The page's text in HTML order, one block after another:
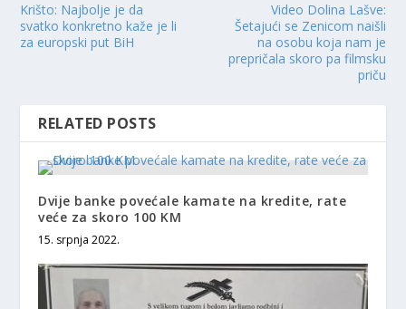
Krišto: Najbolje je da
svatko konkretno kaže je li
za europski put BiH
Video Dolina Lašve:
Šetajući se Zenicom naišli
na osobu koja nam je
prepričala skoro pa filmsku
priču
RELATED POSTS
Dvije banke povećale kamate na kredite, rate
veće za skoro 100 KM
15. srpnja 2022.